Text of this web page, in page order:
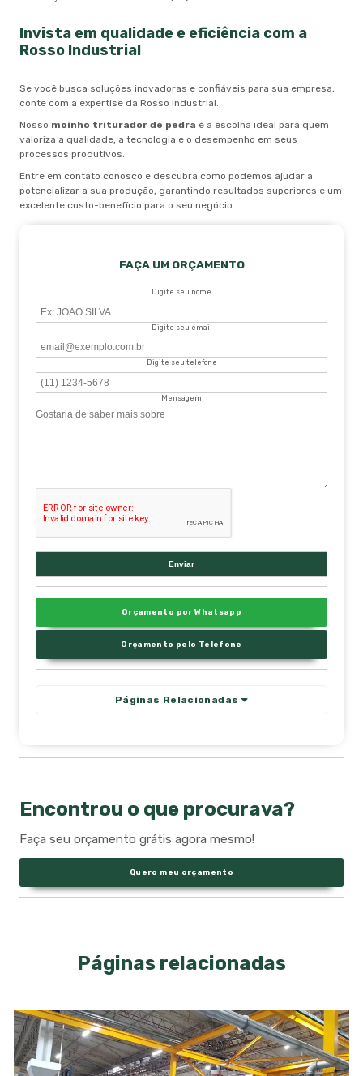
Invista em qualidade e eficiência com a
Rosso Industrial
Se você busca soluções inovadoras e confiáveis para sua empresa,
conte com a expertise da Rosso Industrial.
Nosso moinho triturador de pedra é a escolha ideal para quem
valoriza a qualidade, a tecnologia e o desempenho em seus
processos produtivos.
Entre em contato conosco e descubra como podemos ajudar a
potencializar a sua produção, garantindo resultados superiores e um
excelente custo-benefício para o seu negócio.
FAÇA UM ORÇAMENTO
Digite seu nome
Digite seu email
Digite seu telefone
Mensagem
Orçamento por Whatsapp
Orçamento pelo Telefone
Páginas Relacionadas
Encontrou o que procurava?
Faça seu orçamento grátis agora mesmo!
Quero meu orçamento
Páginas relacionadas